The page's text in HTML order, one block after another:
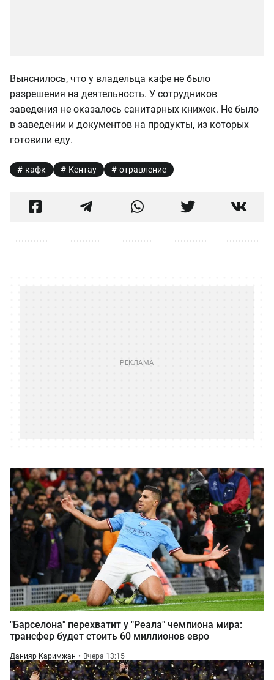
Выяснилось, что у владельца кафе не было
разрешения на деятельность. У сотрудников
заведения не оказалось санитарных книжек. Не было
в заведении и документов на продукты, из которых
готовили еду.
кафк Кентау отравление
"Барселона" перехватит у "Реала" чемпиона мира:
трансфер будет стоить 60 миллионов евро
Данияр Каримжан Вчера 13:15